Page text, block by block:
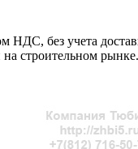
без учета
строительном рынке.